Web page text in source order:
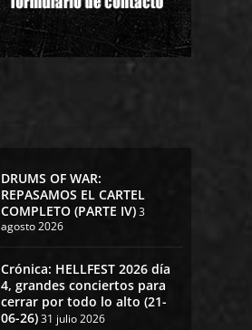
DRUMS OF WAR:
REPASAMOS EL CARTEL
COMPLETO (PARTE IV)3
agosto 2026
Crónica: HELLFEST 2026 día
4, grandes conciertos para
cerrar por todo lo alto (21-
06-26)31 julio 2026